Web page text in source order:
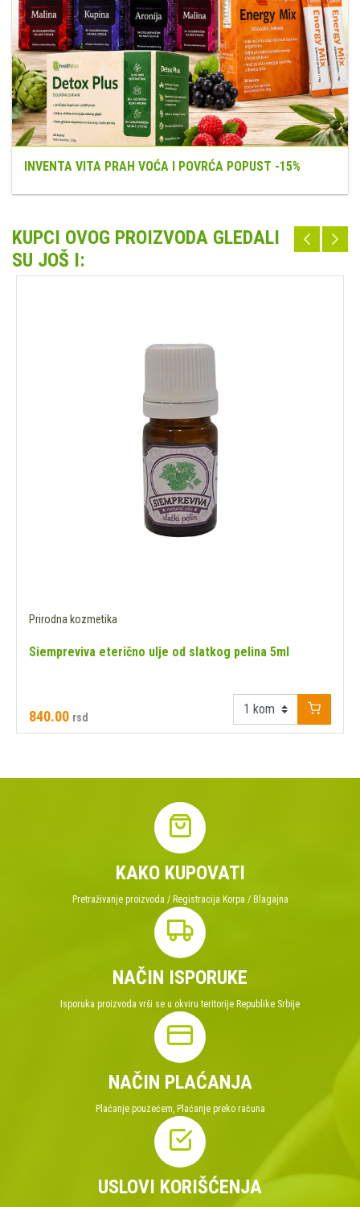
INVENTA VITA PRAH VOĆA I POVRĆA POPUST -15%
KUPCI OVOG PROIZVODA GLEDALI
SU JOŠ I:
Prirodna kozmetika
Siempreviva eterično ulje od slatkog pelina 5ml
840.00 rsd
KAKO KUPOVATI
Pretraživanje proizvoda / Registracija Korpa / Blagajna
NAČIN ISPORUKE
Isporuka proizvoda vrši se u okviru teritorije Republike Srbije
NAČIN PLAĆANJA
Plaćanje pouzećem, Plaćanje preko računa
USLOVI KORIŠĆENJA